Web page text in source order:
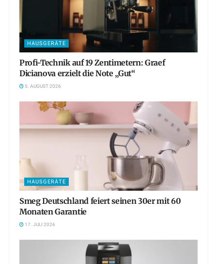
HAUSGERÄTE
Profi-Technik auf 19 Zentimetern: Graef
Dicianova erzielt die Note „Gut“
5. AUGUST 2026
HAUSGERÄTE
Smeg Deutschland feiert seinen 30er mit 60
Monaten Garantie
17. JULI 2026